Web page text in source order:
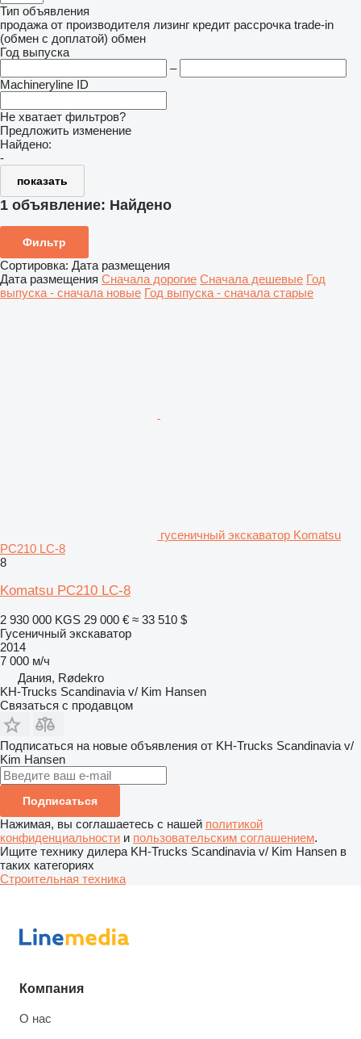
Тип объявления
продажа от производителя лизинг кредит рассрочка trade-in
(обмен с доплатой) обмен
Год выпуска
–
Machineryline ID
Не хватает фильтров?
Предложить изменение
Найдено:
-
показать
1 объявление: Найдено
Фильтр
Сортировка: Дата размещения
Дата размещения Сначала дорогие Сначала дешевые Год
выпуска - сначала новые Год выпуска - сначала старые
гусеничный экскаватор Komatsu
PC210 LC-8
8
Komatsu PC210 LC-8
2 930 000 KGS 29 000 € ≈ 33 510 $
Гусеничный экскаватор
2014
7 000 м/ч
Дания, Rødekro
KH-Trucks Scandinavia v/ Kim Hansen
Связаться с продавцом
Подписаться на новые объявления от KH-Trucks Scandinavia v/
Kim Hansen
Подписаться
Нажимая, вы соглашаетесь с нашей политикой
конфиденциальности и пользовательским соглашением.
Ищите технику дилера KH-Trucks Scandinavia v/ Kim Hansen в
таких категориях
Строительная техника
Компания
О нас